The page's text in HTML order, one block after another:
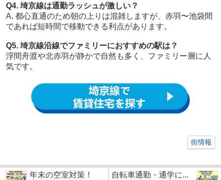
Q4. 埼京線は通勤ラッシュが激しい？
A. 都心直通のため朝の上りは混雑しますが、赤羽〜池袋間
であれば短時間で移動できる利点があります。
Q5. 埼京線沿線でファミリーにおすすめの駅は？
浮間舟渡や北赤羽が静かで自然も多く、ファミリー層に人
気です。
街情報
年末の空室対策！
自転車通勤・通学に...